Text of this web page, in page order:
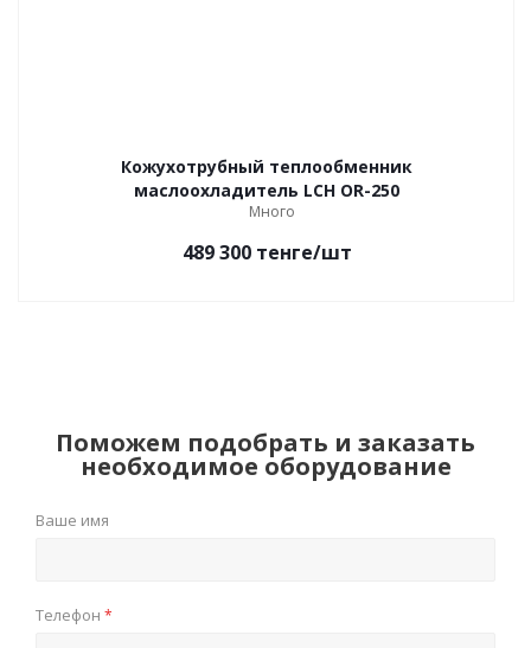
Кожухотрубный теплообменник
маслоохладитель LCH OR-250
Много
489 300тенге/шт
Поможем подобрать и заказать
необходимое оборудование
Ваше имя
Телефон *